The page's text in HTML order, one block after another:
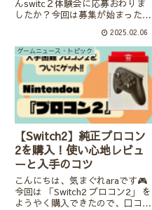
んswitc２体験会に応募おわりま
したか？今回は募集が始まった
今年の４月末に実際に触れる体感
会が開かれるそうなので、任天堂
公式HPで紹介している応募方法
などをまとめてみました。...
2025.02.06
ゲームニュース・トピック
【Switch2】純正プロコン
2を購入！使い心地レビュ
ーと入手のコツ
こんにちは、気まぐれaraです🎮
今回は 「Switch2 プロコン2」 を
ようやく購入できたので、口コミ